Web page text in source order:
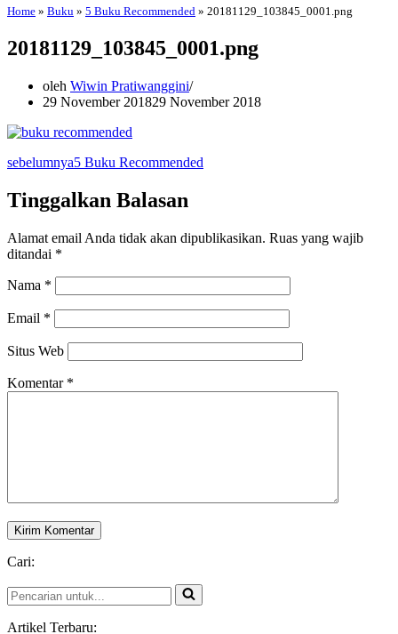
Home » Buku » 5 Buku Recommended » 20181129_103845_0001.png
20181129_103845_0001.png
oleh Wiwin Pratiwanggini
29 November 201829 November 2018
sebelumnya5 Buku Recommended
Tinggalkan Balasan
Alamat email Anda tidak akan dipublikasikan. Ruas yang wajib
ditandai *
Nama *
Email *
Situs Web
Komentar *
Cari:
Pencarian
untuk...
Artikel Terbaru: